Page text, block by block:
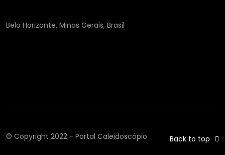
Belo Horizonte, Minas Gerais, Brasil
© Copyright 2022 - Portal Caleidoscópio Back to top